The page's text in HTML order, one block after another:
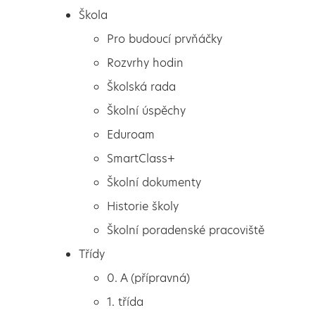
Pro budoucí prvňáčky
Rozvrhy hodin
Školská rada
Škola
Pro budoucí prvňáčky
Rozvrhy hodin
Školská rada
Školní úspěchy
Eduroam
SmartClass+
Školní dokumenty
Historie školy
Školní poradenské pracoviště
Třídy
0. A (přípravná)
1. třída
ZIMA ještě nekončí